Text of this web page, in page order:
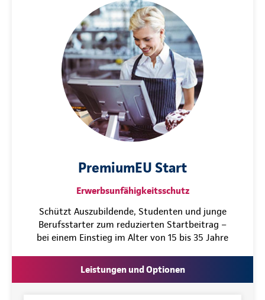
PremiumEU Start
Erwerbsunfähigkeitsschutz
Schützt Auszubildende, Studenten und junge
Berufsstarter zum reduzierten Startbeitrag –
bei einem Einstieg im Alter von 15 bis 35 Jahre
Leistungen und Optionen